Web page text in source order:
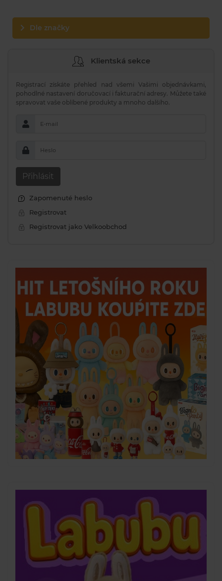
Dle značky
Klientská sekce
Registrací získáte přehled nad všemi Vašimi objednávkami,
pohodlné nastavení doručovací i fakturační adresy. Můžete také
spravovat vaše oblíbené produkty a mnoho dalšího.
E-mail
Heslo
Přihlásit
Zapomenuté heslo
Registrovat
Registrovat jako Velkoobchod